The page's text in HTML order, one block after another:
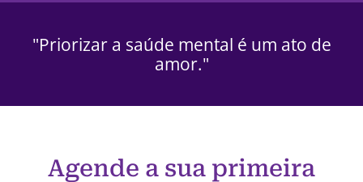
"Priorizar a saúde mental é um ato de
amor."
Agende a sua primeira